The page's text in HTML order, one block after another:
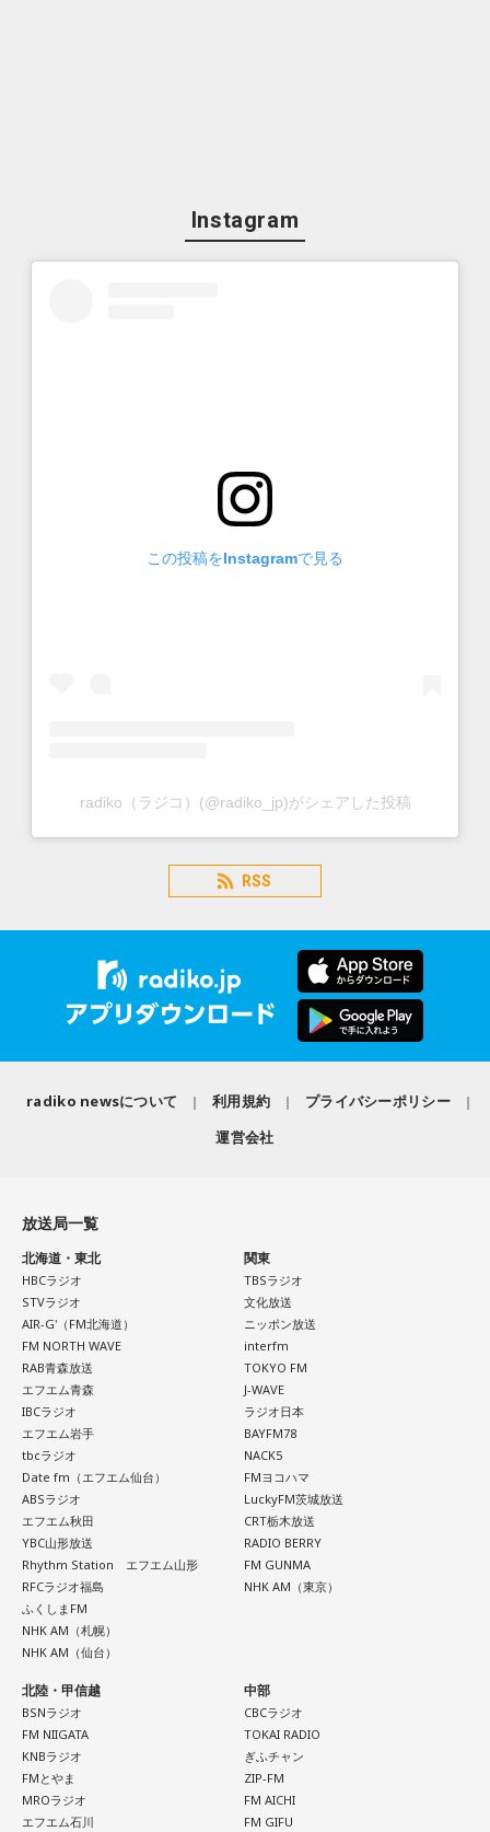
Instagram
この投稿をInstagramで見る
radiko（ラジコ）(@radiko_jp)がシェアした投稿
RSS
radiko newsについて 利用規約
プライバシーポリシー
運営会社
放送局一覧
北海道・東北
HBCラジオ
STVラジオ
AIR-G'（FM北海道）
FM NORTH WAVE
RAB青森放送
エフエム青森
IBCラジオ
エフエム岩手
tbcラジオ
Date fm（エフエム仙台）
ABSラジオ
エフエム秋田
YBC山形放送
Rhythm Station エフエム山形
RFCラジオ福島
ふくしまFM
NHK AM（札幌）
NHK AM（仙台）
関東
TBSラジオ
文化放送
ニッポン放送
interfm
TOKYO FM
J-WAVE
ラジオ日本
BAYFM78
NACK5
FMヨコハマ
LuckyFM茨城放送
CRT栃木放送
RADIO BERRY
FM GUNMA
NHK AM（東京）
北陸・甲信越
BSNラジオ
FM NIIGATA
KNBラジオ
FMとやま
MROラジオ
エフエム石川
中部
CBCラジオ
TOKAI RADIO
ぎふチャン
ZIP-FM
FM AICHI
FM GIFU